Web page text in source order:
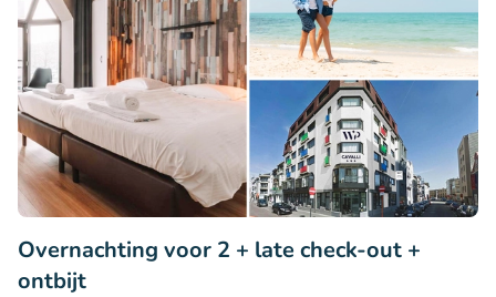
Overnachting voor 2 + late check-out +
ontbijt